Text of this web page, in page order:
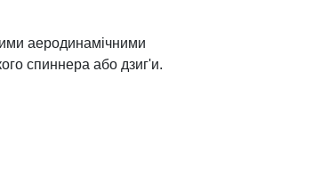
аеродинамічними
спиннера або дзиг'и.